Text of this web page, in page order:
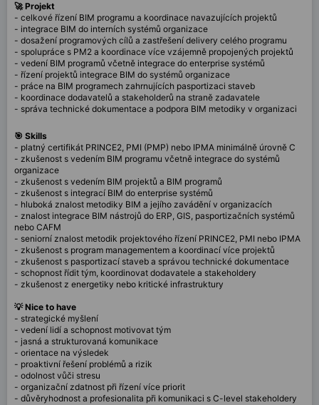
🚀 Projekt
- celkové řízení BIM programu a koordinace navazujících projektů
- integrace BIM do interních systémů organizace
- dosažení programových cílů a zastřešení delivery celého programu
- spolupráce s PM2 a koordinace více vzájemně propojených projektů
- vedení BIM programů včetně integrace do enterprise systémů
- řízení projektů integrace BIM do systémů organizace
- práce na BIM programech zahrnujících pasportizaci staveb
- koordinace dodavatelů a stakeholderů na straně zadavatele
- správa technické dokumentace a podpora BIM metodiky v organizaci
🎯 Skills
- platný certifikát PRINCE2, PMI (PMP) nebo IPMA minimálně úrovně C
- zkušenost s vedením BIM programu včetně integrace do systémů
organizace
- zkušenost s vedením BIM projektů a BIM programů
- zkušenost s integrací BIM do enterprise systémů
- hluboká znalost metodiky BIM a jejího zavádění v organizacích
- znalost integrace BIM nástrojů do ERP, GIS, pasportizačních systémů
nebo CAFM
- seniorní znalost metodik projektového řízení PRINCE2, PMI nebo IPMA
- zkušenost s program managementem a koordinací více projektů
- zkušenost s pasportizací staveb a správou technické dokumentace
- schopnost řídit tým, koordinovat dodavatele a stakeholdery
- zkušenost z energetiky nebo kritické infrastruktury
💡 Nice to have
- strategické myšlení
- vedení lidí a schopnost motivovat tým
- jasná a strukturovaná komunikace
- orientace na výsledek
- proaktivní řešení problémů a rizik
- odolnost vůči stresu
- organizační zdatnost při řízení více priorit
- důvěryhodnost a profesionalita při komunikaci s C-level stakeholdery